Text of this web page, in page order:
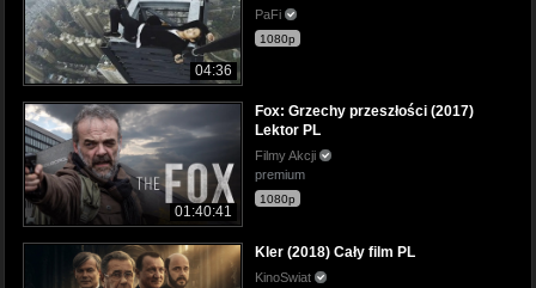
04:36
PaFi
1080p
01:40:41
Fox: Grzechy przeszłości (2017)
Lektor PL
Filmy Akcji
premium
1080p
Kler (2018) Cały film PL
KinoSwiat